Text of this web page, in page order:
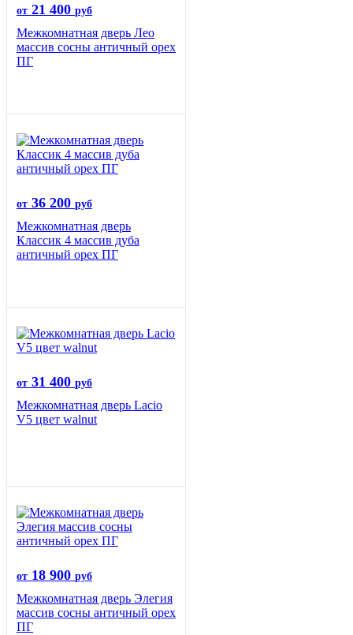
от 21 400 руб
Межкомнатная дверь Лео
массив сосны античный орех
ПГ
от 36 200 руб
Межкомнатная дверь
Классик 4 массив дуба
античный орех ПГ
от 31 400 руб
Межкомнатная дверь Lacio
V5 цвет walnut
от 18 900 руб
Межкомнатная дверь Элегия
массив сосны античный орех
ПГ